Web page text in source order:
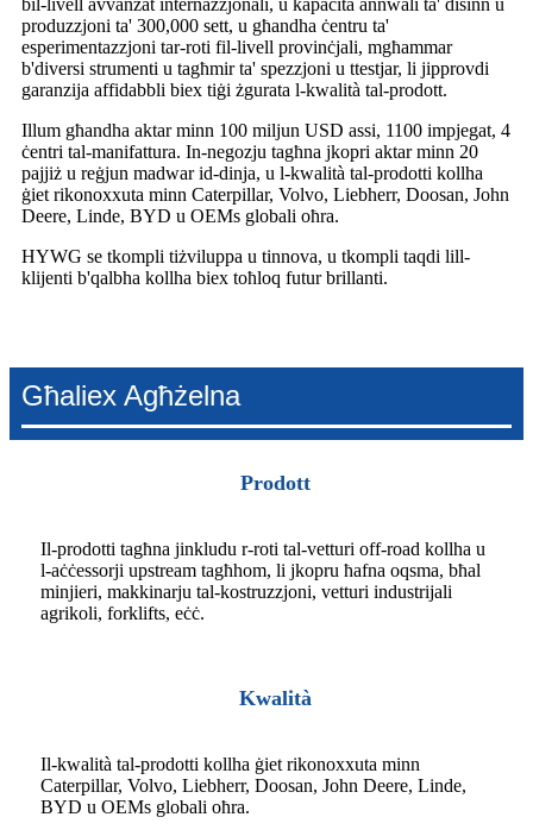
produzzjoni ta' 300,000 sett, u għandha ċentru ta'
esperimentazzjoni tar-roti fil-livell provinċjali, mgħammar
b'diversi strumenti u tagħmir ta' spezzjoni u ttestjar, li jipprovdi
garanzija affidabbli biex tiġi żgurata l-kwalità tal-prodott.
Illum għandha aktar minn 100 miljun USD assi, 1100 impjegat, 4
ċentri tal-manifattura. In-negozju tagħna jkopri aktar minn 20
pajjiż u reġjun madwar id-dinja, u l-kwalità tal-prodotti kollha
ġiet rikonoxxuta minn Caterpillar, Volvo, Liebherr, Doosan, John
Deere, Linde, BYD u OEMs globali oħra.
HYWG se tkompli tiżviluppa u tinnova, u tkompli taqdi lill-
klijenti b'qalbha kollha biex toħloq futur brillanti.
Għaliex Agħżelna
Prodott
Il-prodotti tagħna jinkludu r-roti tal-vetturi off-road kollha u
l-aċċessorji upstream tagħhom, li jkopru ħafna oqsma, bħal
minjieri, makkinarju tal-kostruzzjoni, vetturi industrijali
agrikoli, forklifts, eċċ.
Kwalità
Il-kwalità tal-prodotti kollha ġiet rikonoxxuta minn
Caterpillar, Volvo, Liebherr, Doosan, John Deere, Linde,
BYD u OEMs globali oħra.